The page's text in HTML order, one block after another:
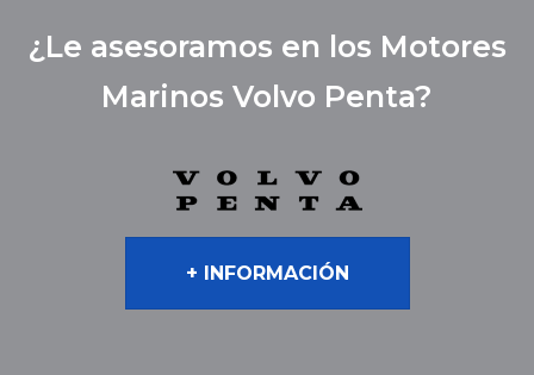
¿Le asesoramos en los Motores
Marinos Volvo Penta?
+ INFORMACIÓN